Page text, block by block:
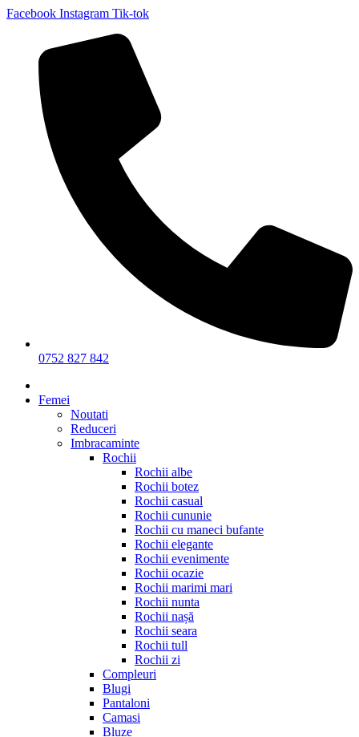
Facebook Instagram Tik-tok
0752 827 842
Femei
Noutati
Reduceri
Imbracaminte
Rochii
Rochii albe
Rochii botez
Rochii casual
Rochii cununie
Rochii cu maneci bufante
Rochii elegante
Rochii evenimente
Rochii ocazie
Rochii marimi mari
Rochii nunta
Rochii nașă
Rochii seara
Rochii tull
Rochii zi
Compleuri
Blugi
Pantaloni
Camasi
Bluze